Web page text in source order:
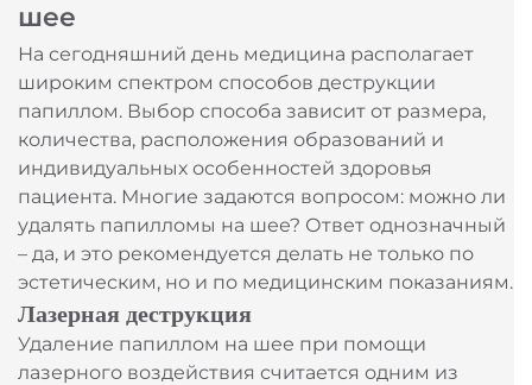
шее
На сегодняшний день медицина располагает
широким спектром способов деструкции
папиллом. Выбор способа зависит от размера,
количества, расположения образований и
индивидуальных особенностей здоровья
пациента. Многие задаются вопросом: можно ли
удалять папилломы на шее? Ответ однозначный
– да, и это рекомендуется делать не только по
эстетическим, но и по медицинским показаниям.
Лазерная деструкция
Удаление папиллом на шее при помощи
лазерного воздействия считается одним из